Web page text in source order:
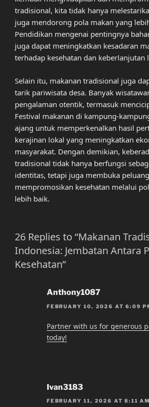
tradisional, kita tidak hanya
juga mendorong pola makan yang
Pendidikan mengenai pentingnya
juga dapat meningkatkan kesadaran
terhadap kesehatan dan keberlanjutan
Selain itu, makanan tradisional juga
tarik pariwisata desa. Banyak
pengalaman otentik, termasuk
Festival makanan di kampung-
ajang untuk memperkenalkan hasil
kerajinan lokal yang meningkatkan
masyarakat. Dengan demikian,
tradisional tidak hanya berfungsi
identitas, tetapi juga membuka
mempromosikan kesehatan melalui
lebih baik.
26 Replies to “Makanan
Indonesia: Jembatan Antara
Kesehatan”
Anthony1087
FEBRUARY 10, 2026 AT 6:09
Partner with us for generous
today!
Ivan3183
FEBRUARY 11, 2026 AT 8:11 AM